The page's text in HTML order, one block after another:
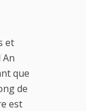
et
que
de
est